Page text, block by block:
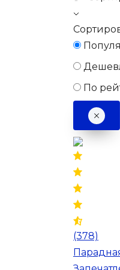
По
(378)